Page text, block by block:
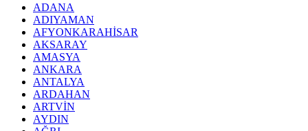
ADANA
ADIYAMAN
AFYONKARAHİSAR
AKSARAY
AMASYA
ANKARA
ANTALYA
ARDAHAN
ARTVİN
AYDIN